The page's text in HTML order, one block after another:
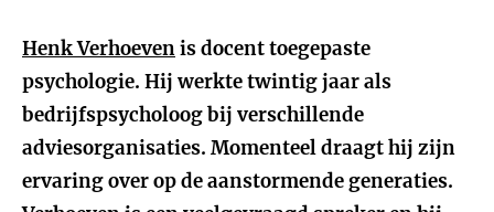
Henk Verhoevenis docent toegepaste
psychologie. Hij werkte twintig jaar als
bedrijfspsycholoog bij verschillende
adviesorganisaties. Momenteel draagt hij zijn
ervaring over op de aanstormende generaties.